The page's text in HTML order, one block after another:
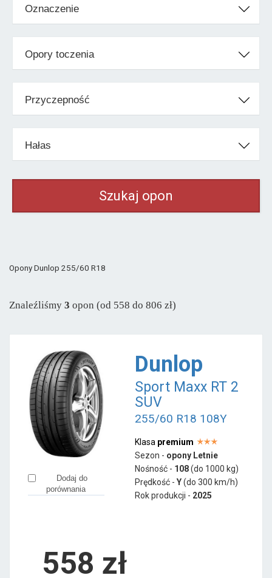
Uniroyal od 585 zł
Vredestein od 510 zł
Barum
General
Matador
Nexen
Austone
Gripmax od 393 zł
Minerva
Nankang od 544 zł
Rotalla od 650 zł
Oznaczenie
Opory toczenia
Przyczepność
Hałas
Opony Dunlop 255/60 R18
Znaleźliśmy 3 opon (od 558 do 806 zł)
Dodaj do
porównania
Dunlop
Sport Maxx RT 2
SUV
255/60 R18 108Y
Klasa premium
Sezon - opony Letnie
Nośność - 108(do 1000 kg)
Prędkość - Y(do 300 km/h)
Rok produkcji - 2025
558 zł